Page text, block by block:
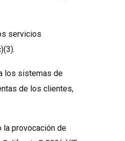
servicios
los sistemas de
de los clientes,
la provocación de